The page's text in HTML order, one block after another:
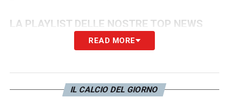
LA PLAYLIST DELLE NOSTRE TOP NEWS
READ MORE
IL CALCIO DEL GIORNO